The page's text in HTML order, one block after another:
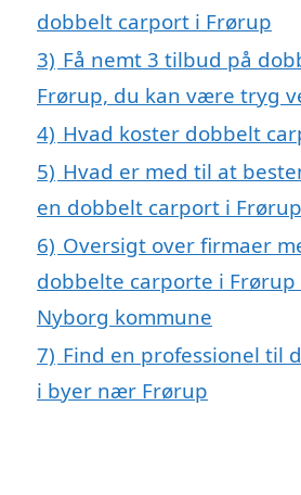
dobbelt carport i Frørup
3) Få nemt 3 tilbud på
Frørup, du kan være tryg
4) Hvad koster dobbelt
5) Hvad er med til at
en dobbelt carport i
6) Oversigt over firmaer
dobbelte carporte i
Nyborg kommune
7) Find en professionel til
i byer nær Frørup